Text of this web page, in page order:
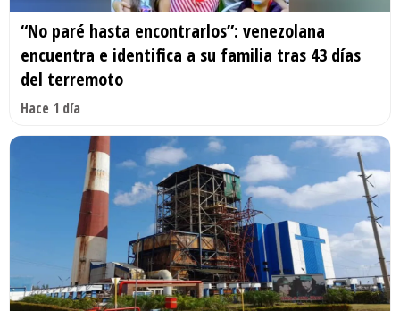
“No paré hasta encontrarlos”: venezolana
encuentra e identifica a su familia tras 43 días
del terremoto
Hace 1 día